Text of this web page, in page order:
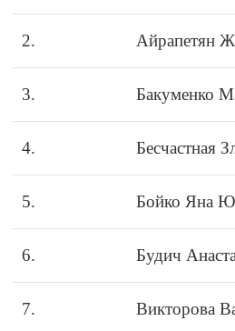
2. Айрапетян
3. Бакуменко
4. Бесчастная
5. Бойко Яна
6. Будич
7. Викторова